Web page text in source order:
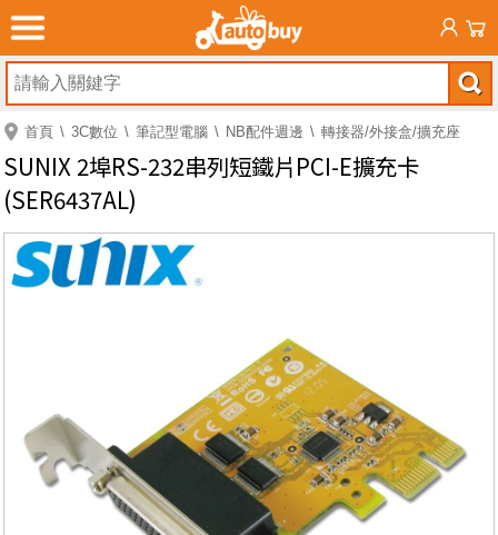
首頁 3C數位 筆記型電腦 NB配件週邊 轉接器/外接盒/擴充座
SUNIX 2埠RS-232串列短鐵片PCI-E擴充卡
(SER6437AL)